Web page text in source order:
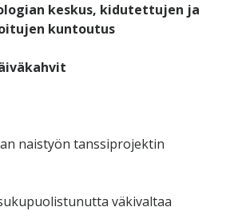
keskus, kidutettujen ja
kuntoutus
naistyön tanssiprojektin
väkivaltaa